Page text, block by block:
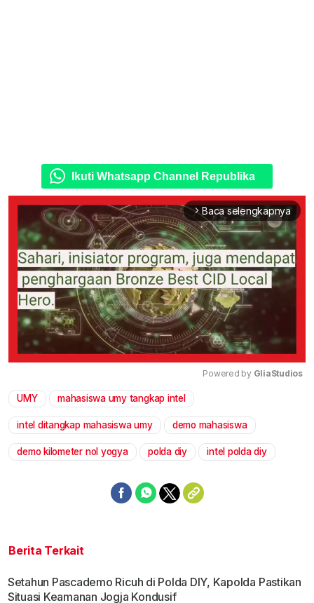
Ikuti Whatsapp Channel Republika
arrow_forward_ios Baca selengkapnya
Powered by GliaStudios
UMY mahasiswa umy tangkap intel
intel ditangkap mahasiswa umy demo mahasiswa
demo kilometer nol yogya polda diy intel polda diy
Berita Terkait
Setahun Pascademo Ricuh di Polda DIY, Kapolda Pastikan
Situasi Keamanan Jogja Kondusif